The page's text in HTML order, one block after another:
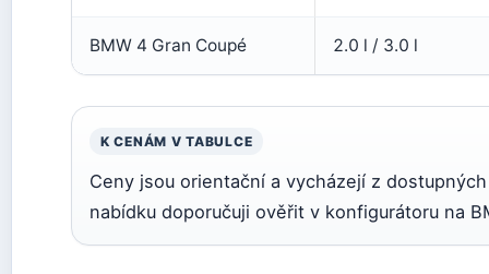
BMW 4 Gran Coupé 2.0 l / 3.0 l
K CENÁM V TABULCE
Ceny jsou orientační a vycházejí z
nabídku doporučuji ověřit v konfigurátoru na